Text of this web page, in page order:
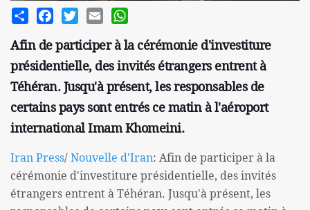
Share FacebookTwitterEmail
Afin de participer à la cérémonie d'investiture
présidentielle, des invités étrangers entrent à
Téhéran. Jusqu'à présent, les responsables de
certains pays sont entrés ce matin à l'aéroport
international Imam Khomeini.
Iran Press/Nouvelle d'Iran: Afin de participer à la
cérémonie d'investiture présidentielle, des invités
étrangers entrent à Téhéran. Jusqu'à présent, les